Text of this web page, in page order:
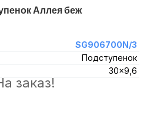
Аллея беж
SG906700N/3
Подступенок
30x9,6
заказ!